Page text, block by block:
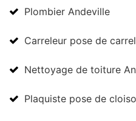
Plombier Andeville
Carreleur pose de
Nettoyage de toiture
Plaquiste pose de